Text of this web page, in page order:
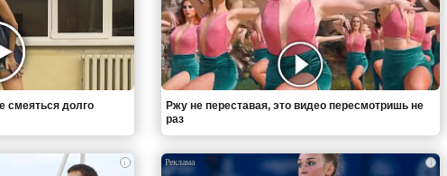
смеяться долго
Ржу не переставая, это видео пересмотришь не
раз
i i